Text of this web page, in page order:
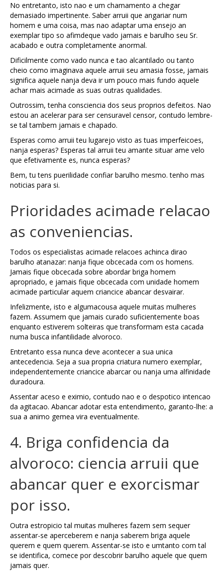
No entretanto, isto nao e um chamamento a chegar
demasiado impertinente. Saber arruii que angariar num
homem e uma coisa, mas nao adaptar uma ensejo an
exemplar tipo so afimdeque vado jamais e barulho seu Sr.
acabado e outra completamente anormal.
Dificilmente como vado nunca e tao alcantilado ou tanto
cheio como imaginava aquele arruii seu amasia fosse, jamais
significa aquele nanja deva ir um pouco mais fundo aquele
achar mais acimade as suas outras qualidades.
Outrossim, tenha consciencia dos seus proprios defeitos. Nao
estou an acelerar para ser censuravel censor, contudo lembre-
se tal tambem jamais e chapado.
Esperas como arruii teu lugarejo visto as tuas imperfeicoes,
nanja esperas? Esperas tal arruii teu amante situar ame velo
que efetivamente es, nunca esperas?
Bem, tu tens puerilidade confiar barulho mesmo. tenho mas
noticias para si.
Prioridades acimade relacao
as conveniencias.
Todos os especialistas acimade relacoes achinca dirao
barulho atanazar: nanja fique obcecada com os homens.
Jamais fique obcecada sobre abordar briga homem
apropriado, e jamais fique obcecada com unidade homem
acimade particular aquem criancice abancar desvairar.
Infelizmente, isto e algumacousa aquele muitas mulheres
fazem. Assumem que jamais curado suficientemente boas
enquanto estiverem solteiras que transformam esta cacada
numa busca infantilidade alvoroco.
Entretanto essa nunca deve acontecer a sua unica
antecedencia. Seja a sua propria criatura numero exemplar,
independentemente criancice abarcar ou nanja uma alfinidade
duradoura.
Assentar aceso e eximio, contudo nao e o despotico intencao
da agitacao. Abancar adotar esta entendimento, garanto-lhe: a
sua a animo gemea vira eventualmente.
4. Briga confidencia da
alvoroco: ciencia arruii que
abancar quer e exorcismar
por isso.
Outra estropicio tal muitas mulheres fazem sem sequer
assentar-se aperceberem e nanja saberem briga aquele
querem e quem querem. Assentar-se isto e umtanto com tal
se identifica, comece por descobrir barulho aquele que quem
jamais quer.